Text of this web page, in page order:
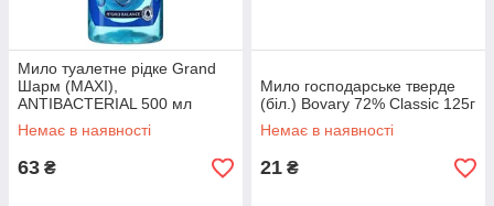
Мило туалетне рідке Grand
Шарм (MAXI),
ANTIBACTERIAL 500 мл
Немає в наявності
63 ₴
Мило господарське тверде
(біл.) Bovary 72% Classic 125г
Немає в наявності
21 ₴